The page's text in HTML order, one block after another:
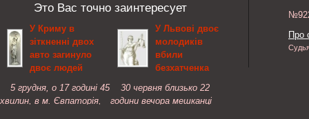
Это Вас точно заинтересует
У Криму в
зіткненні двох
авто загинуло
двоє людей
5 грудня, о 17 годині 45
хвилин, в м. Євпаторія,
У Львові двоє
молодиків
вбили
безхатченка
30 червня близько 22
години вечора мешканці
Про